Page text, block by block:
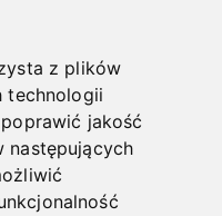
z plików
technologii
jakość
następujących